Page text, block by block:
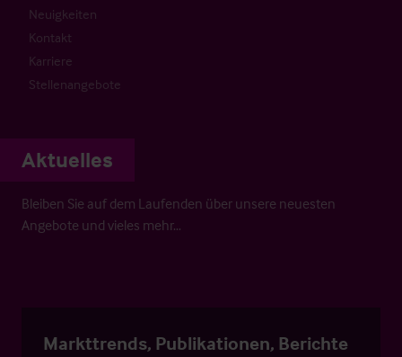
Neuigkeiten
Kontakt
Karriere
Stellenangebote
Aktuelles
Bleiben Sie auf dem Laufenden über unsere neuesten
Angebote und vieles mehr…
Markttrends, Publikationen, Berichte